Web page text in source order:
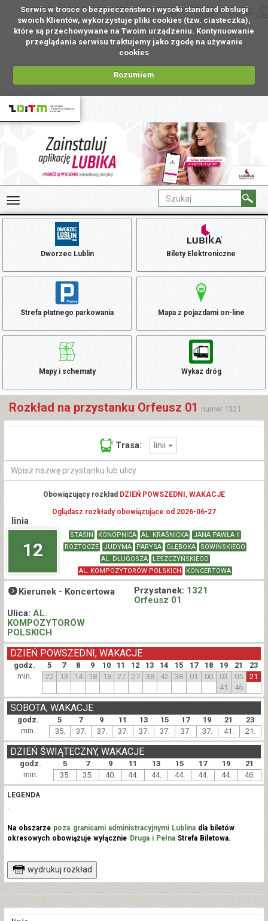
Serwis w trosce o bezpieczeństwo i wysoki standard obsługi
swoich Klientów, wykorzystuje pliki cookies (tzw. ciasteczka),
które są przechowywane na Twoim urządzeniu. Kontynuowanie
przeglądania serwisu traktujemy jako zgodę na używanie
cookies
Rozumiem
PL
Dworzec Lublin Bilety Elektroniczne
Strefa płatnego parkowania Mapa z pojazdami on-line
Mapy i schematy Wykaz dróg
Rozkład na przystanku Orfeusz 01 numer 1321
Trasa: linii
Obowiązujący rozkład DZIEŃ POWSZEDNI, WAKACJE
Oglądasz rozkłady obowiązujące od 2026-06-27
linia
12
STASIN KONOPNICA AL. KRAŚNICKA
JANA PAWŁA II
ROZTOCZE
JUDYMA PARYSA GŁĘBOKA
SOWIŃSKIEGO
AL. DŁUGOSZA
LESZCZYŃSKIEGO
AL. KOMPOZYTORÓW POLSKICH
KONCERTOWA
Kierunek - Koncertowa Przystanek: 1321
Orfeusz 01
Ulica: AL.
KOMPOZYTORÓW
POLSKICH
godz. 5 7 8 9 10 11 12 13 14 15 17 18 19 21 23
DZIEŃ POWSZEDNI, WAKACJE
min. 22 13 14 18 18 27 27 38 42 38 01 00
03
41
05
46
21
godz. 5 7 9 11 13 15 17 19 21 23
SOBOTA, WAKACJE
min. 35. 37. 37. 37. 37. 37. 37. 37. 41. 21.
godz. 5 7 9 11 13 15 17 19 21
DZIEŃ ŚWIĄTECZNY, WAKACJE
min. 35. 35. 40. 44. 44. 44. 44. 44. 46.
LEGENDA
.
Na obszarze poza granicami administracyjnymi Lublinadla biletów
okresowych obowiązuje wyłącznie Druga i PełnaStrefa Biletowa.
wydrukuj rozkład